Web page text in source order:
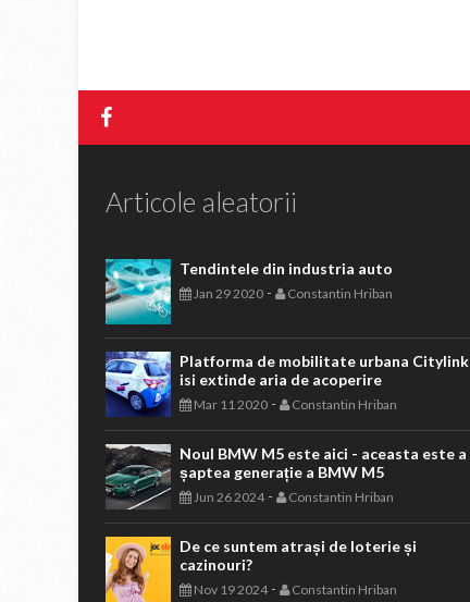
Articole aleatorii
Tendintele din industria auto
Jan 29 2020 - Constantin Hriban
Platforma de mobilitate urbana Citylink
isi extinde aria de acoperire
Mar 11 2020 - Constantin Hriban
Noul BMW M5 este aici - aceasta este a
șaptea generație a BMW M5
Jun 26 2024- Constantin Hriban
De ce suntem atrași de loterie și
cazinouri?
Nov 19 2024- Constantin Hriban